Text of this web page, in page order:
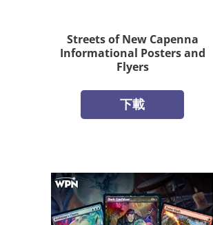
Streets of New Capenna
Informational Posters and
Flyers
下載